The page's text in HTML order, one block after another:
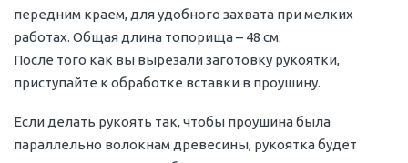
передним краем, для удобного захвата при мелких
работах. Общая длина топорища – 48 см.
После того как вы вырезали заготовку рукоятки,
приступайте к обработке вставки в проушину.
Если делать рукоять так, чтобы проушина была
параллельно волокнам древесины, рукоятка будет